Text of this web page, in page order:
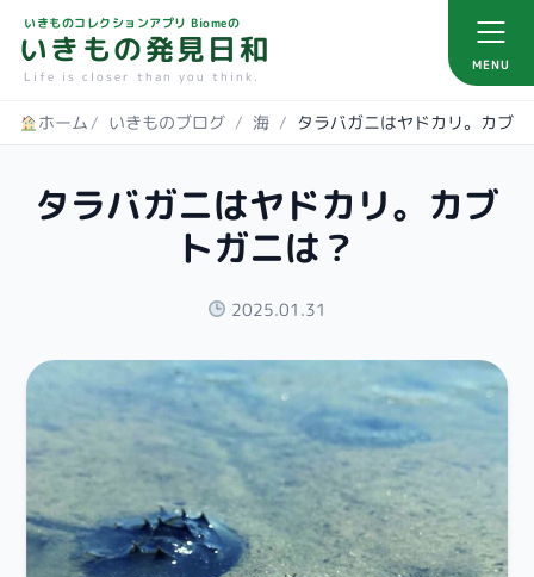
いきものコレクションアプリ Biomeの
いきもの発見日和
Life is closer than you think.
MENU
ホーム / いきものブログ / 海 / タラバガニはヤドカリ。カブ
タラバガニはヤドカリ。カブ
トガニは？
2025.01.31